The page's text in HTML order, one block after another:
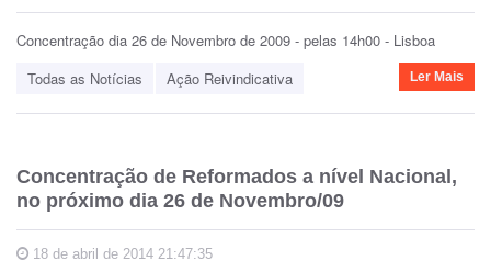
Concentração dia 26 de Novembro de 2009 - pelas 14h00 - Lisboa
Todas as Notícias
Ação Reivindicativa Ler Mais
Concentração de Reformados a nível Nacional,
no próximo dia 26 de Novembro/09
18 de abril de 2014 21:47:35